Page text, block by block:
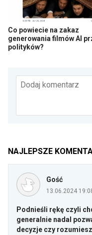
Co powiecie na zakaz
generowania filmów AI
polityków?
Dodaj komentarz
NAJLEPSZE
Gość
13.06.2024
Podnieśli rękę czyli
generalnie nadal
decyzje czy